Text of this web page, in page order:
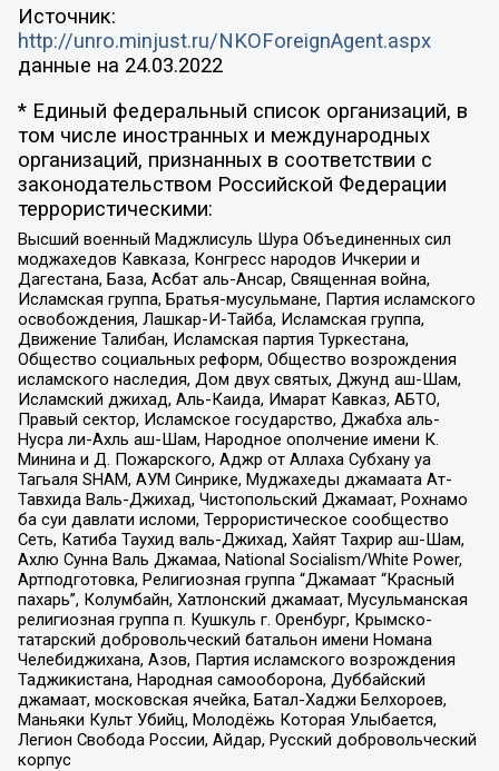
Источник:
http://unro.minjust.ru/NKOForeignAgent.aspx
данные на 24.03.2022
* Единый федеральный список организаций, в
том числе иностранных и международных
организаций, признанных в соответствии с
законодательством Российской Федерации
террористическими:
Высший военный Маджлисуль Шура Объединенных сил
моджахедов Кавказа, Конгресс народов Ичкерии и
Дагестана, База, Асбат аль-Ансар, Священная война,
Исламская группа, Братья-мусульмане, Партия исламского
освобождения, Лашкар-И-Тайба, Исламская группа,
Движение Талибан, Исламская партия Туркестана,
Общество социальных реформ, Общество возрождения
исламского наследия, Дом двух святых, Джунд аш-Шам,
Исламский джихад, Аль-Каида, Имарат Кавказ, АБТО,
Правый сектор, Исламское государство, Джабха аль-
Нусра ли-Ахль аш-Шам, Народное ополчение имени К.
Минина и Д. Пожарского, Аджр от Аллаха Субхану уа
Тагьаля SHAM, АУМ Синрике, Муджахеды джамаата Ат-
Тавхида Валь-Джихад, Чистопольский Джамаат, Рохнамо
ба суи давлати исломи, Террористическое сообщество
Сеть, Катиба Таухид валь-Джихад, Хайят Тахрир аш-Шам,
Ахлю Сунна Валь Джамаа, National Socialism/White Power,
Артподготовка, Религиозная группа “Джамаат “Красный
пахарь”, Колумбайн, Хатлонский джамаат, Мусульманская
религиозная группа п. Кушкуль г. Оренбург, Крымско-
татарский добровольческий батальон имени Номана
Челебиджихана, Азов, Партия исламского возрождения
Таджикистана, Народная самооборона, Дуббайский
джамаат, московская ячейка, Батал-Хаджи Белхороев,
Маньяки Культ Убийц, Молодёжь Которая Улыбается,
Легион Свобода России, Айдар, Русский добровольческий
корпус